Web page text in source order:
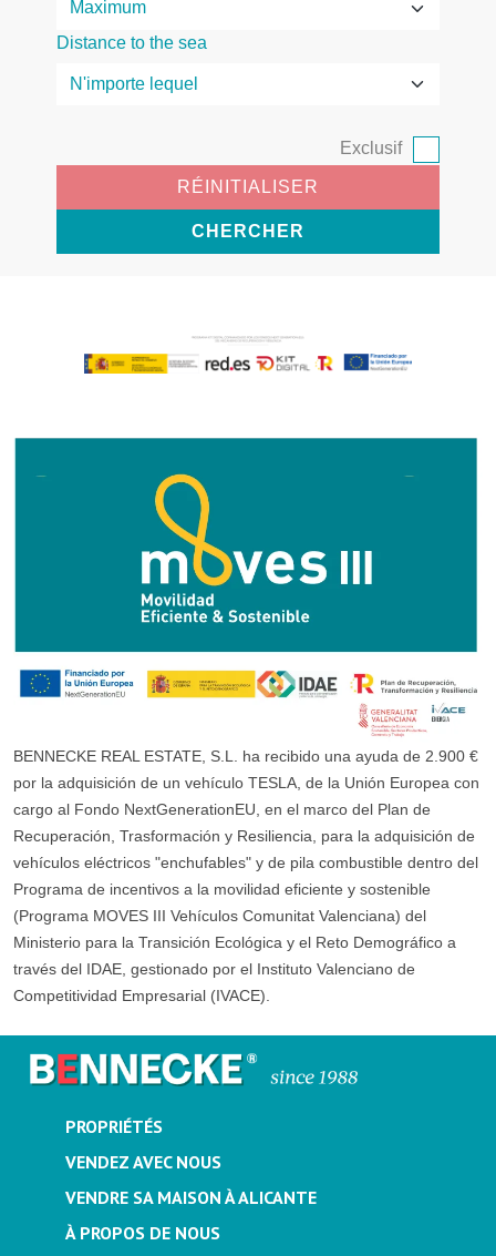
Distance to the sea
Exclusif
RÉINITIALISER
CHERCHER
BENNECKE REAL ESTATE, S.L. ha recibido una ayuda de 2.900 €
por la adquisición de un vehículo TESLA, de la Unión Europea con
cargo al Fondo NextGenerationEU, en el marco del Plan de
Recuperación, Trasformación y Resiliencia, para la adquisición de
vehículos eléctricos "enchufables" y de pila combustible dentro del
Programa de incentivos a la movilidad eficiente y sostenible
(Programa MOVES III Vehículos Comunitat Valenciana) del
Ministerio para la Transición Ecológica y el Reto Demográfico a
través del IDAE, gestionado por el Instituto Valenciano de
Competitividad Empresarial (IVACE).
PROPRIÉTÉS
VENDEZ AVEC NOUS
VENDRE SA MAISON À ALICANTE
À PROPOS DE NOUS